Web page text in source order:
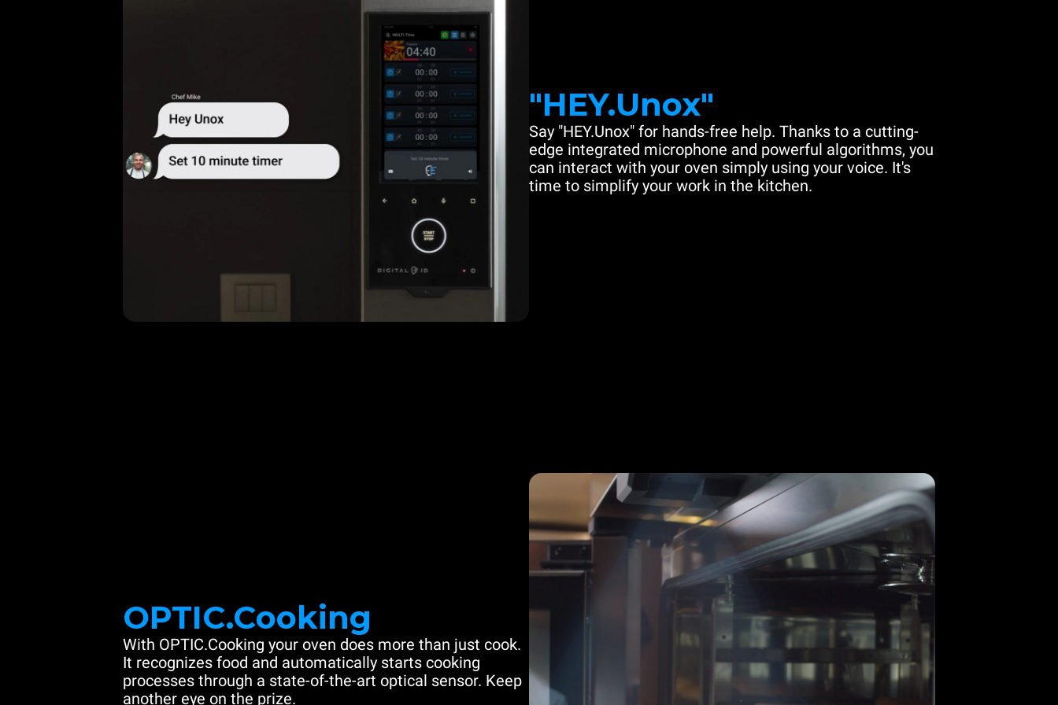
"HEY.Unox"
Say "HEY.Unox" for hands-free help. Thanks to a cutting-
edge integrated microphone and powerful algorithms, you
can interact with your oven simply using your voice. It's
time to simplify your work in the kitchen.
OPTIC.Cooking
With OPTIC.Cooking your oven does more than just cook.
It recognizes food and automatically starts cooking
processes through a state-of-the-art optical sensor. Keep
another eye on the prize.